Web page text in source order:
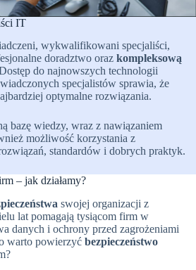
IT
wykwalifikowani specjaliści,
doradztwo orazkompleksową
do najnowszych technologii
specjalistów sprawia, że
optymalne rozwiązania.
bazę wiedzy, wraz z nawiązaniem
możliwość korzystania z
standardów i dobrych praktyk.
– jak działamy?
swojej organizacji z
lat pomagają tysiącom firm w
danych i ochrony przed zagrożeniami
warto powierzyć bezpieczeństwo